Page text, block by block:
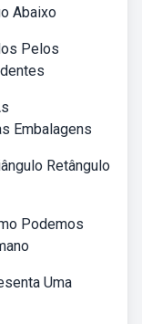
Abaixo
Pelos
Embalagens
Retângulo
Podemos
Uma